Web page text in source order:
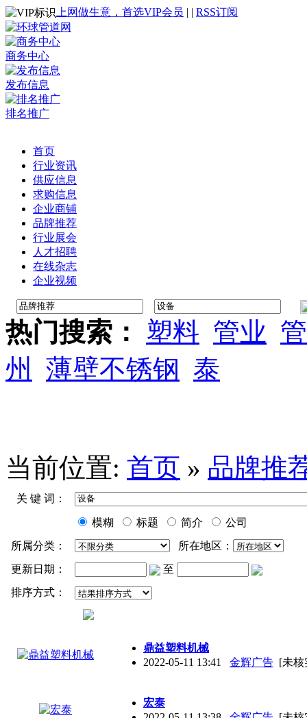
上网做生意，首选VIP会员 | | RSS订阅
商务中心
发布信息
排名推广
首页
行业资讯
供应信息
求购信息
企业商铺
品牌推荐
行业展会
人才招聘
在线杂志
企业视频
热门搜索： 塑料 管业
州
薄壁不锈钢 泰
当前位置: 首页 » 品牌推
关 键 词：
模糊 标题 简介
公司
所属分类：
所在地区：
更新日期：
至
排序方式：
鼎益塑料机械
2022-05-11 13:41
金辉广告 [未核
宏泰